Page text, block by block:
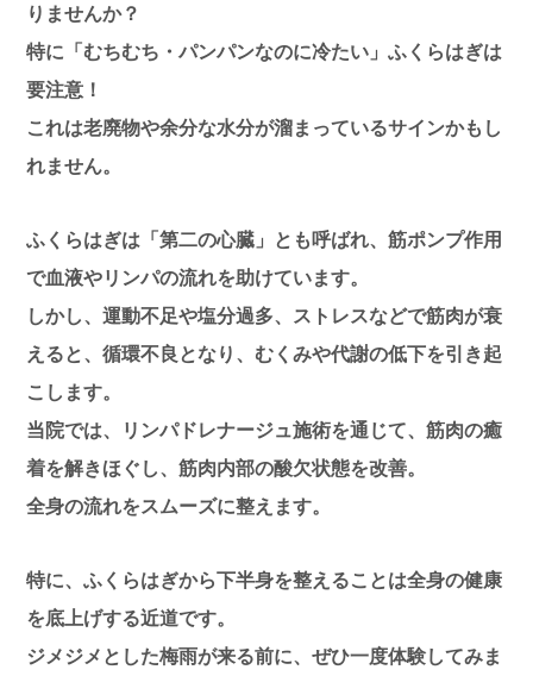
りませんか？
特に「むちむち・パンパンなのに冷たい」ふくらはぎは
要注意！
これは老廃物や余分な水分が溜まっているサインかもし
れません。
ふくらはぎは「第二の心臓」とも呼ばれ、筋ポンプ作用
で血液やリンパの流れを助けています。
しかし、運動不足や塩分過多、ストレスなどで筋肉が衰
えると、循環不良となり、むくみや代謝の低下を引き起
こします。
当院では、リンパドレナージュ施術を通じて、筋肉の癒
着を解きほぐし、筋肉内部の酸欠状態を改善。
全身の流れをスムーズに整えます。
特に、ふくらはぎから下半身を整えることは全身の健康
を底上げする近道です。
ジメジメとした梅雨が来る前に、ぜひ一度体験してみま